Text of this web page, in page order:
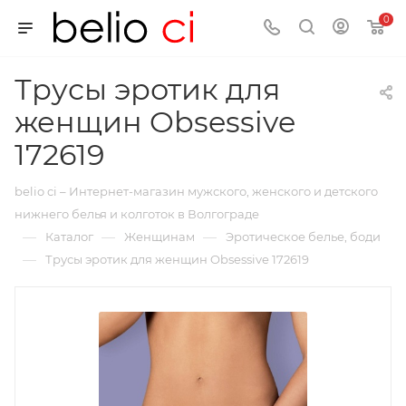
0
Трусы эротик для
женщин Obsessive
172619
belio ci – Интернет-магазин мужского, женского и детского
нижнего белья и колготок в Волгограде
— Каталог — Женщинам — Эротическое белье, боди
— Трусы эротик для женщин Obsessive 172619